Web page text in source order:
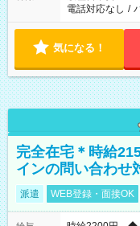
電話対応なし /
気になる！
完全在宅＊時給
インの問い合わせ
派遣 WEB登録・面接OK